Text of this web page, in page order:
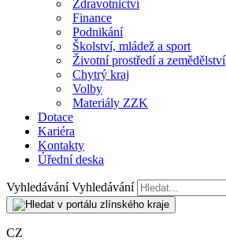
Zdravotnictví
Finance
Podnikání
Školství, mládež a sport
Životní prostředí a zemědělství
Chytrý kraj
Volby
Materiály ZZK
Dotace
Kariéra
Kontakty
Úřední deska
Vyhledávání Vyhledávání
CZ